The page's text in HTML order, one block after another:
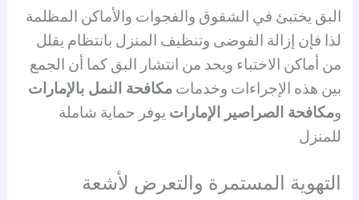
البق يختبئ في الشقوق والفجوات والأماكن المظلمة
لذا فإن إزالة الفوضى وتنظيف المنزل بانتظام يقلل
من أماكن الاختباء ويحد من انتشار البق كما أن الجمع
بين هذه الإجراءات وخدماتمكافحة النمل بالإمارات
ومكافحة الصراصير الإمارات يوفر حماية شاملة
للمنزل
التهوية المستمرة والتعرض لأشعة